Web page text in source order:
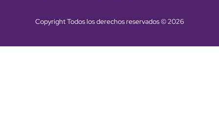
Copyright Todos los derechos reservados © 2026